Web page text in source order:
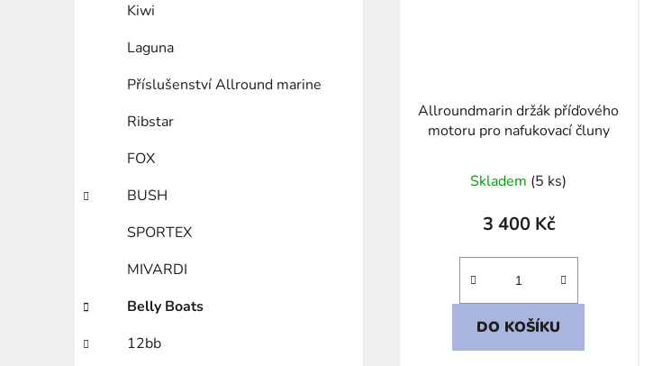
Kiwi
Laguna
Příslušenství Allround marine
Ribstar
FOX
BUSH
SPORTEX
MIVARDI
Belly Boats
12bb
Allroundmarin držák příďového
motoru pro nafukovací čluny
Skladem (5 ks)
3 400 Kč
DO KOŠÍKU